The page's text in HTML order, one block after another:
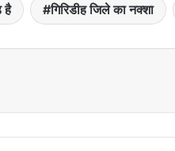
है गिरिडीह जिले का नक्शा